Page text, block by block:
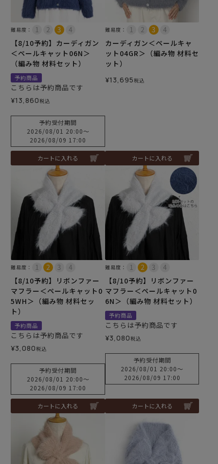
難易度：
【8/10予約】カーディガン
＜ペールキャット06N＞
（編み物 材料セット）
予約商品
こちらは予約商品です
¥13,860税込
予約受付期間
2026/08/01 20:00〜
2026/08/09 17:00
カートに入れる
難易度：
カーディガン＜ペールキャ
ット04GR＞（編み物 材料セ
ット）
¥13,695税込
カートに入れる
難易度：
【8/10予約】リボンファー
マフラー＜ペールキャット0
5WH＞（編み物 材料セッ
ト）
予約商品
こちらは予約商品です
¥3,080税込
予約受付期間
2026/08/01 20:00〜
2026/08/09 17:00
カートに入れる
難易度：
【8/10予約】リボンファー
マフラー＜ペールキャット0
6N＞（編み物 材料セット）
予約商品
こちらは予約商品です
¥3,080税込
予約受付期間
2026/08/01 20:00〜
2026/08/09 17:00
カートに入れる